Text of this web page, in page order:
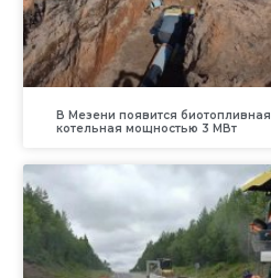
В Мезени появится биотопливная
котельная мощностью 3 МВт